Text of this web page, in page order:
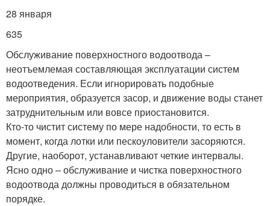
28 января
635
Обслуживание поверхностного водоотвода –
неотъемлемая составляющая эксплуатации систем
водоотведения. Если игнорировать подобные
мероприятия, образуется засор, и движение воды станет
затруднительным или вовсе приостановится.
Кто-то чистит систему по мере надобности, то есть в
момент, когда лотки или пескоуловители засоряются.
Другие, наоборот, устанавливают четкие интервалы.
Ясно одно – обслуживание и чистка поверхностного
водоотвода должны проводиться в обязательном
порядке.